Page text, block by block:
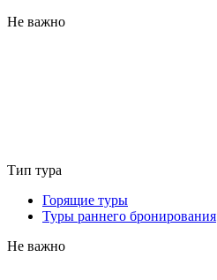
Не важно
Тип тура
Горящие туры
Туры раннего бронирования
Не важно